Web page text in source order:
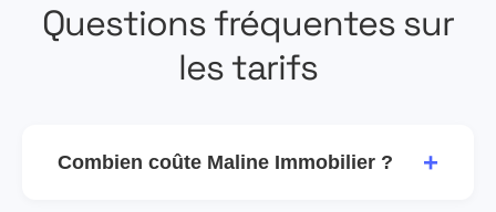
Questions fréquentes sur
les tarifs
Combien coûte Maline Immobilier ? +